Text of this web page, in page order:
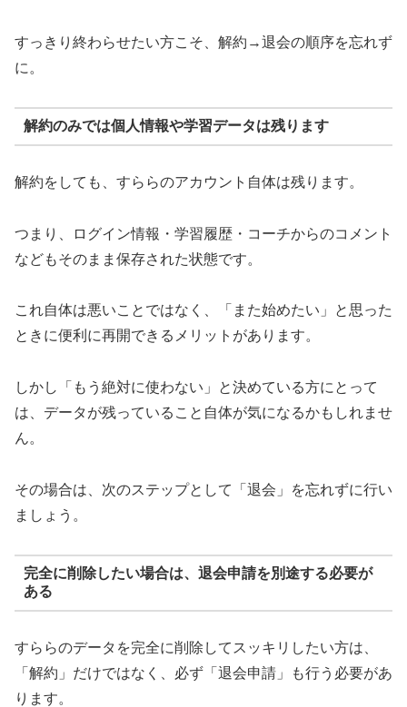
すっきり終わらせたい方こそ、解約→退会の順序を忘れず
に。
解約のみでは個人情報や学習データは残ります
解約をしても、すららのアカウント自体は残ります。
つまり、ログイン情報・学習履歴・コーチからのコメント
などもそのまま保存された状態です。
これ自体は悪いことではなく、「また始めたい」と思った
ときに便利に再開できるメリットがあります。
しかし「もう絶対に使わない」と決めている方にとって
は、データが残っていること自体が気になるかもしれませ
ん。
その場合は、次のステップとして「退会」を忘れずに行い
ましょう。
完全に削除したい場合は、退会申請を別途する必要が
ある
すららのデータを完全に削除してスッキリしたい方は、
「解約」だけではなく、必ず「退会申請」も行う必要があ
ります。